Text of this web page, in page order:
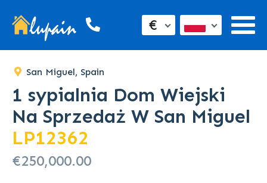
€
San Miguel, Spain
1 sypialnia Dom Wiejski
Na Sprzedaż W San Miguel
LP12362
€250,000.00